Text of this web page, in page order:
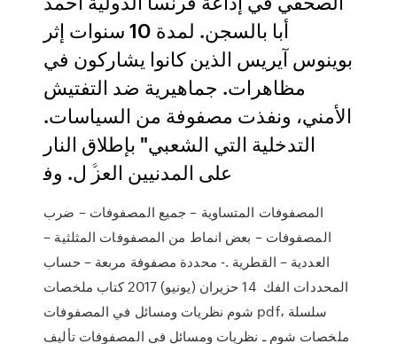
أﺑﺎ ﺑﺎﻟﺴﺠﻦ. ﻟﻤﺪة 10 ﺳﻨﻮات إﺛﺮ
ﺑﻮﻳﻨﻮس آﻳﺮﻳﺲ اﻟﺬﻳﻦ ﻛﺎﻧﻮا ﻳﺸﺎرﻛﻮن ﻓﻲ
ﻣﻈﺎﻫﺮات. ﺟﻤﺎﻫﻴﺮﻳﺔ ﺿﺪ اﻟﺘﻔﺘﻴﺶ
اﻷﻣﻨﻲ، وﻧﻔﺬت ﻣﺼﻔﻮﻓﺔ ﻣﻦ اﻟﺴﻴﺎﺳﺎت.
اﻟﺘﺪﺧﻠﻴﺔ اﻟﺘﻲ اﻟﺸﻌﺒﻲ" ﺑﺈﻃﻼق اﻟﻨﺎر
ﻋﻠﻰ اﻟﻤﺪﻧﻴﻴﻦ اﻟﻌﺰﱠ ل. وﻓ
المصفوفات المتساوية – جميع المصفوفات – ضرب
المصفوفات – بعض انماط من المصفوفات المثلثية –
العددية – القطرية .- محددة مصفوفة مربعة – حساب
المحددات الفك 14 حزيران (يونيو) 2017 كتاب ملخصات
شوم نظريات ومسائل في المصفوفات pdf، سلسلة
ملخصات شوم ـ نظريات ومسائل في المصفوفات تأليف